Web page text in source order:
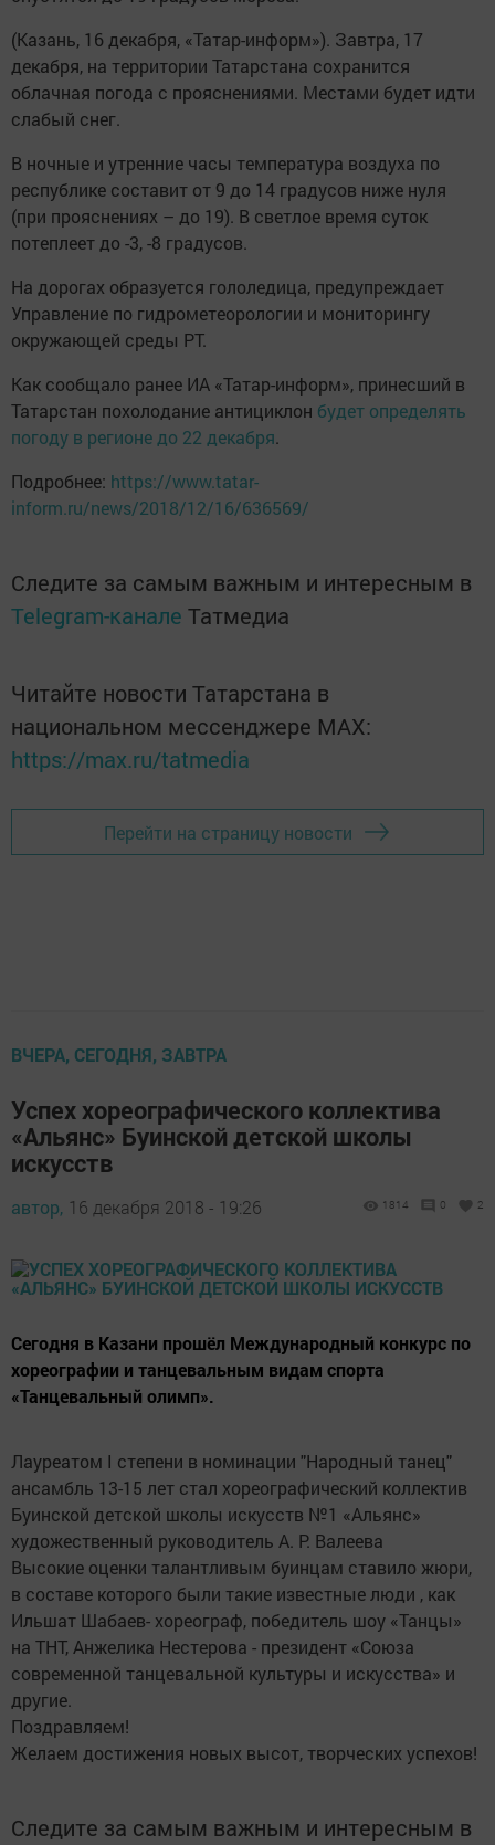
(Казань, 16 декабря, «Татар-информ»). Завтра, 17
декабря, на территории Татарстана сохранится
облачная погода с прояснениями. Местами будет идти
слабый снег.
В ночные и утренние часы температура воздуха по
республике составит от 9 до 14 градусов ниже нуля
(при прояснениях – до 19). В светлое время суток
потеплеет до -3, -8 градусов.
На дорогах образуется гололедица, предупреждает
Управление по гидрометеорологии и мониторингу
окружающей среды РТ.
Как сообщало ранее ИА «Татар-информ», принесший в
Татарстан похолодание антициклон будет определять
погоду в регионе до 22 декабря.
Подробнее: https://www.tatar-
inform.ru/news/2018/12/16/636569/
Следите за самым важным и интересным в
Telegram-канале Татмедиа
Читайте новости Татарстана в
национальном мессенджере MАХ:
https://max.ru/tatmedia
Перейти на страницу новости
ВЧЕРА, СЕГОДНЯ, ЗАВТРА
Успех хореографического коллектива
«Альянс» Буинской детской школы
искусств
автор, 16 декабря 2018 - 19:26 1814 0 2
Сегодня в Казани прошёл Международный конкурс по
хореографии и танцевальным видам спорта
«Танцевальный олимп».
Лауреатом I степени в номинации "Народный танец"
ансамбль 13-15 лет стал хореографический коллектив
Буинской детской школы искусств №1 «Альянс»
художественный руководитель А. Р. Валеева
Высокие оценки талантливым буинцам ставило жюри,
в составе которого были такие известные люди , как
Ильшат Шабаев- хореограф, победитель шоу «Танцы»
на ТНТ, Анжелика Нестерова - президент «Союза
современной танцевальной культуры и искусства» и
другие.
Поздравляем!
Желаем достижения новых высот, творческих успехов!
Следите за самым важным и интересным в